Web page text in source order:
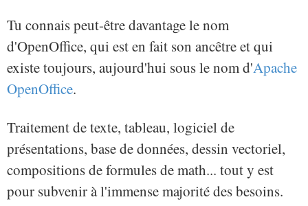
Tu connais peut-être davantage le nom
d'OpenOffice, qui est en fait son ancêtre et qui
existe toujours, aujourd'hui sous le nom d'Apache
OpenOffice.
Traitement de texte, tableau, logiciel de
présentations, base de données, dessin vectoriel,
compositions de formules de math... tout y est
pour subvenir à l'immense majorité des besoins.